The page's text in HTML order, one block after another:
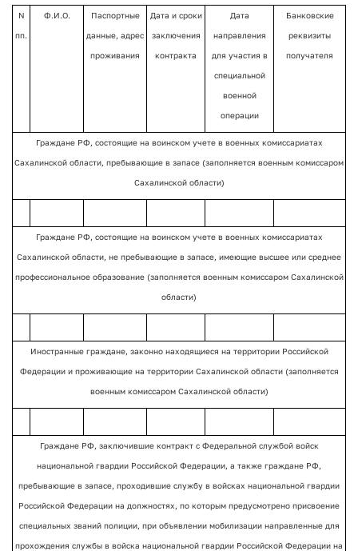
N
пп.
Ф.И.О. Паспортные
данные, адрес
проживания
Дата и сроки
заключения
контракта
Дата
направления
для участия в
специальной
военной
операции
Банковские
реквизиты
получателя
Граждане РФ, состоящие на воинском учете в военных комиссариатах
Сахалинской области, пребывающие в запасе (заполняется военным комиссаром
Сахалинской области)
Граждане РФ, состоящие на воинском учете в военных комиссариатах
Сахалинской области, не пребывающие в запасе, имеющие высшее или среднее
профессиональное образование (заполняется военным комиссаром Сахалинской
области)
Иностранные граждане, законно находящиеся на территории Российской
Федерации и проживающие на территории Сахалинской области (заполняется
военным комиссаром Сахалинской области)
Граждане РФ, заключившие контракт с Федеральной службой войск
национальной гвардии Российской Федерации, а также граждане РФ,
пребывающие в запасе, проходившие службу в войсках национальной гвардии
Российской Федерации на должностях, по которым предусмотрено присвоение
специальных званий полиции, при объявлении мобилизации направленные для
прохождения службы в войска национальной гвардии Российской Федерации на